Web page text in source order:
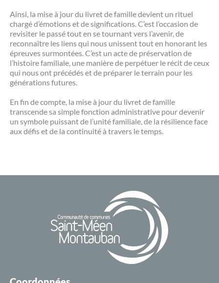
Ainsi, la mise à jour du livret de famille devient un rituel
chargé d’émotions et de significations. C’est l’occasion de
revisiter le passé tout en se tournant vers l’avenir, de
reconnaître les liens qui nous unissent tout en honorant les
épreuves surmontées. C’est un acte de préservation de
l’histoire familiale, une manière de perpétuer le récit de ceux
qui nous ont précédés et de préparer le terrain pour les
générations futures.
En fin de compte, la mise à jour du livret de famille
transcende sa simple fonction administrative pour devenir
un symbole puissant de l’unité familiale, de la résilience face
aux défis et de la continuité à travers le temps.